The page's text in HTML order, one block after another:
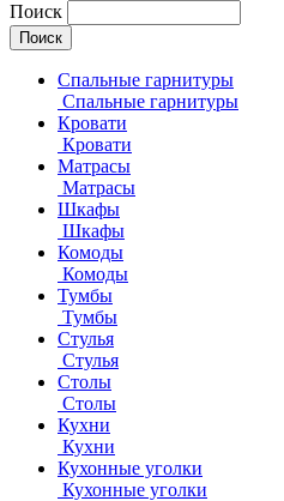
Поиск
Спальные гарнитуры
Спальные гарнитуры
Кровати
Кровати
Матрасы
Матрасы
Шкафы
Шкафы
Комоды
Комоды
Тумбы
Тумбы
Стулья
Стулья
Столы
Столы
Кухни
Кухни
Кухонные уголки
Кухонные уголки